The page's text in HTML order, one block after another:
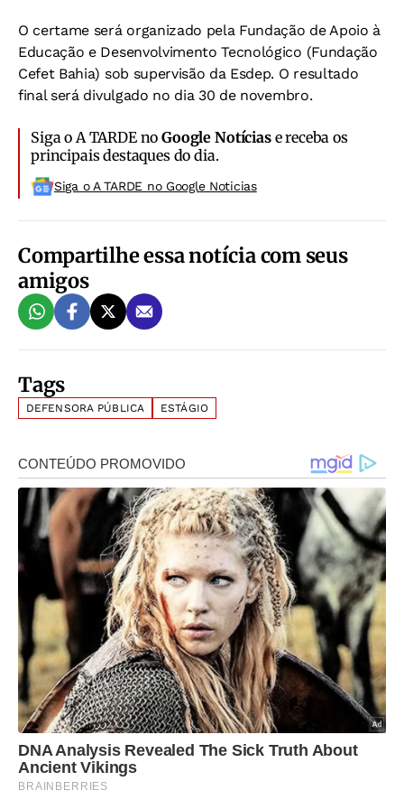
O certame será organizado pela Fundação de Apoio à
Educação e Desenvolvimento Tecnológico (Fundação
Cefet Bahia) sob supervisão da Esdep. O resultado
final será divulgado no dia 30 de novembro.
Siga o A TARDE noGoogle Notíciase receba os
principais destaques do dia.
Siga o A TARDE no Google Noticias
Compartilhe essa notícia com seus
amigos
Tags
DEFENSORA PÚBLICA ESTÁGIO